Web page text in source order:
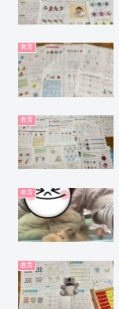
教育
教育
教育
教育